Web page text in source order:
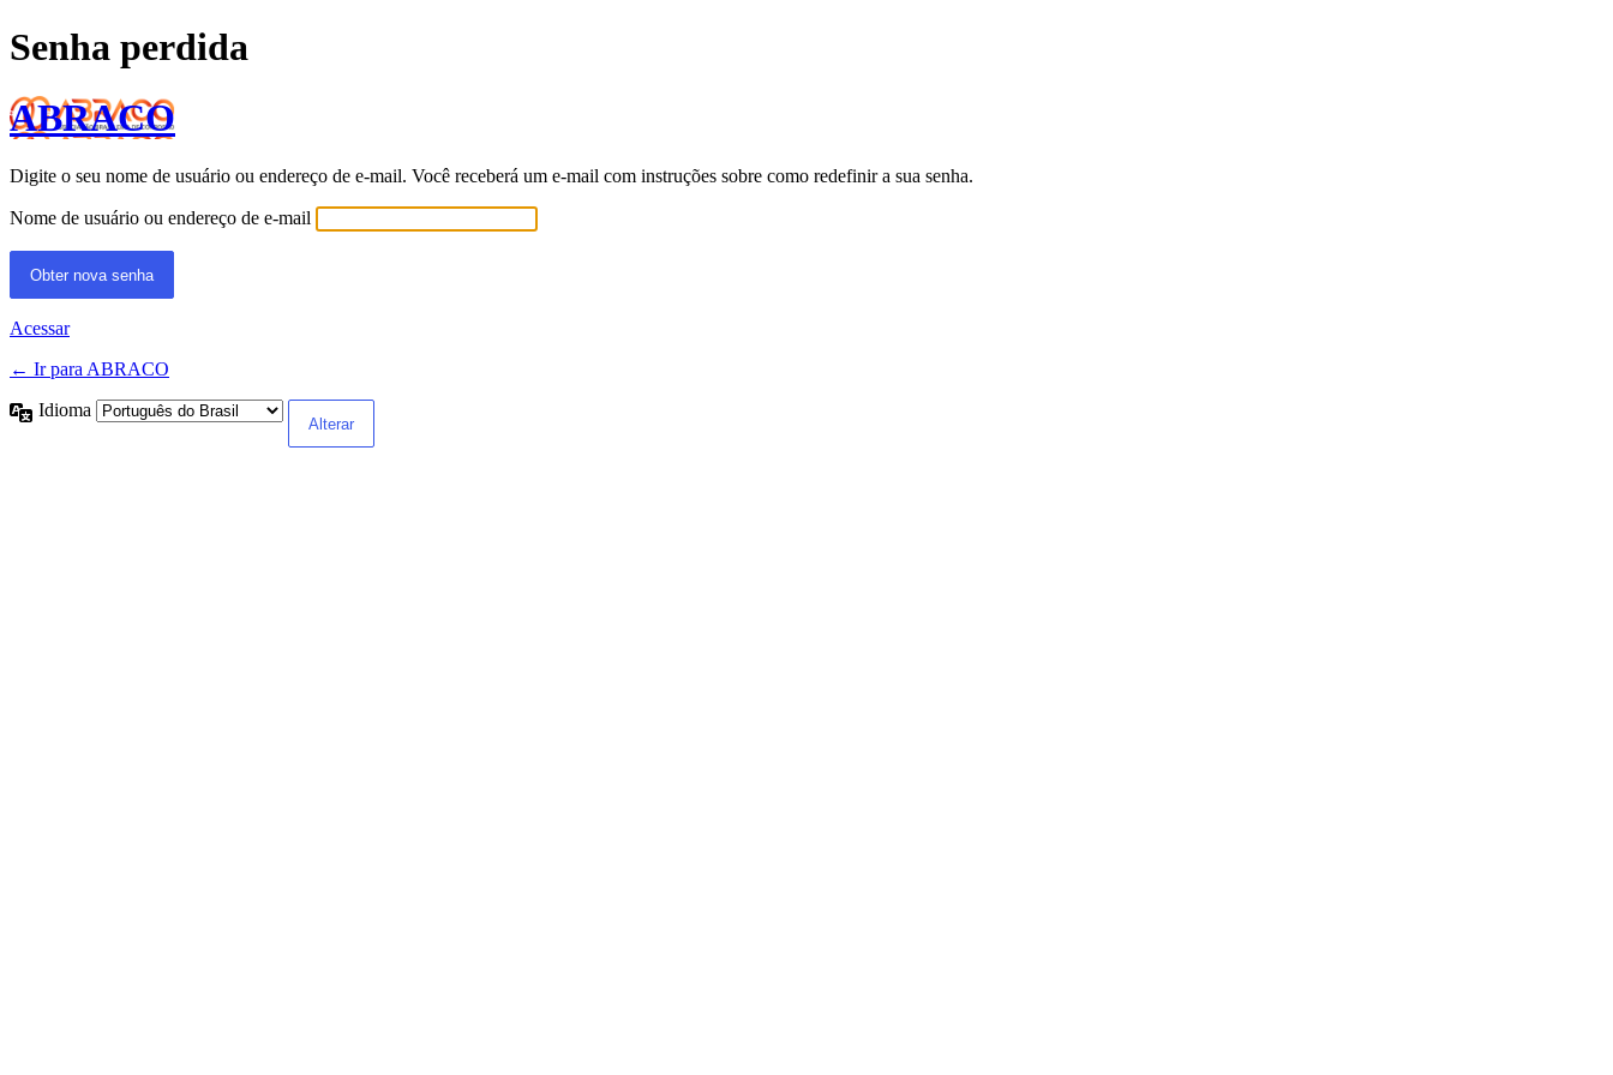
Senha perdida
ABRACO
Digite o seu nome de usuário ou endereço de e-mail. Você receberá um e-mail com instruções sobre como redefinir a sua senha.
Nome de usuário ou endereço de e-mail
Acessar
← Ir para ABRACO
Idioma